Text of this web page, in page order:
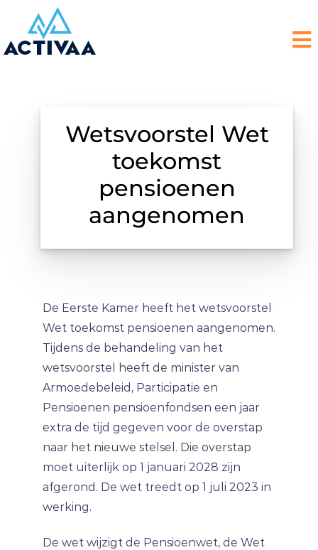
Wetsvoorstel Wet
toekomst
pensioenen
aangenomen
De Eerste Kamer heeft het wetsvoorstel
Wet toekomst pensioenen aangenomen.
Tijdens de behandeling van het
wetsvoorstel heeft de minister van
Armoedebeleid, Participatie en
Pensioenen pensioenfondsen een jaar
extra de tijd gegeven voor de overstap
naar het nieuwe stelsel. Die overstap
moet uiterlijk op 1 januari 2028 zijn
afgerond. De wet treedt op 1 juli 2023 in
werking.
De wet wijzigt de Pensioenwet, de Wet